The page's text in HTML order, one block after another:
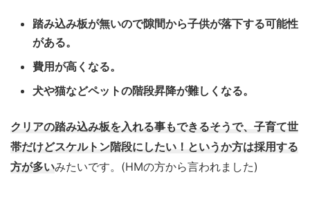
踏み込み板が無いので隙間から子供が落下する可能性
がある。
費用が高くなる。
犬や猫などペットの階段昇降が難しくなる。
クリアの踏み込み板を入れる事もできるそうで、子育て世
帯だけどスケルトン階段にしたい！というか方は採用する
方が多いみたいです。(HMの方から言われました)